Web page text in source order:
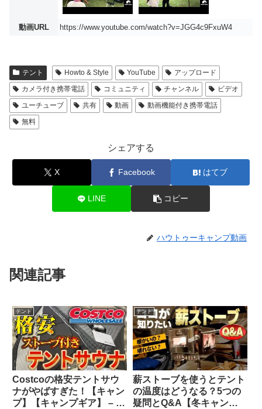
動画URL https://www.youtube.com/watch?v=JGG4c9FxuW4
テント Howto & Style YouTube
アップロード
カメラ付き携帯電話
コミュニティ チャンネル
ビデオ
ユーチューブ
共有 動画
動画機能付き携帯電話
無料
シェアする
X Facebook はてブ
LINE コピー
ハウトゥーキャンプ動画
関連記事
テント
Costcoの格安テントサウ
ナがやばすぎた！【キャン
プ】【キャンプギア】 – M-
テント
薪ストーブを使うとテント
の温度はどうなる？5つの
疑問とQ&A【冬キャンプ